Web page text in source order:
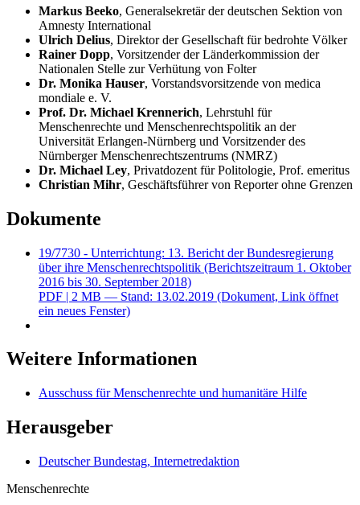
Markus Beeko, Generalsekretär der deutschen Sektion von
Amnesty International
Ulrich Delius, Direktor der Gesellschaft für bedrohte Völker
Rainer Dopp, Vorsitzender der Länderkommission der
Nationalen Stelle zur Verhütung von Folter
Dr. Monika Hauser, Vorstandsvorsitzende von medica
mondiale e. V.
Prof. Dr. Michael Krennerich, Lehrstuhl für
Menschenrechte und Menschenrechtspolitik an der
Universität Erlangen-Nürnberg und Vorsitzender des
Nürnberger Menschenrechtszentrums (NMRZ)
Dr. Michael Ley, Privatdozent für Politologie, Prof. emeritus
Christian Mihr, Geschäftsführer von Reporter ohne Grenzen
Dokumente
19/7730 - Unterrichtung: 13. Bericht der Bundesregierung
über ihre Menschenrechtspolitik (Berichtszeitraum 1. Oktober
2016 bis 30. September 2018)
PDF | 2 MB — Stand: 13.02.2019 (Dokument, Link öffnet
ein neues Fenster)
Weitere Informationen
Ausschuss für Menschenrechte und humanitäre Hilfe
Herausgeber
Deutscher Bundestag, Internetredaktion
Menschenrechte